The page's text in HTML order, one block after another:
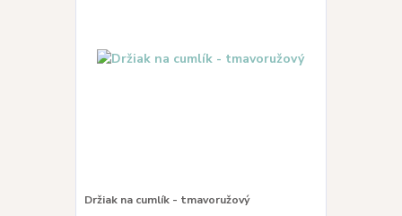
Držiak na cumlík - tmavoružový